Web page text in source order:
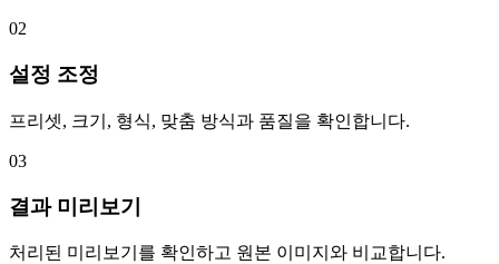
02
설정 조정
프리셋, 크기, 형식, 맞춤 방식과 품질을 확인합니다.
03
결과 미리보기
처리된 미리보기를 확인하고 원본 이미지와 비교합니다.